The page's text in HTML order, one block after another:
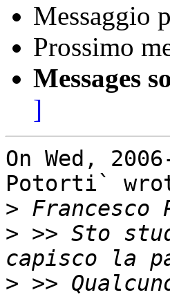
Messaggio
Prossimo
Messages
]
On Wed,
Potorti`
>
> >> Sto
> >>